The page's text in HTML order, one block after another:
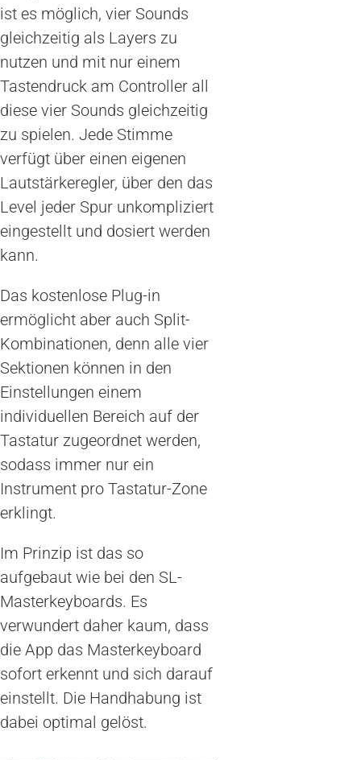
ist es möglich, vier Sounds
gleichzeitig als Layers zu
nutzen und mit nur einem
Tastendruck am Controller all
diese vier Sounds gleichzeitig
zu spielen. Jede Stimme
verfügt über einen eigenen
Lautstärkeregler, über den das
Level jeder Spur unkompliziert
eingestellt und dosiert werden
kann.
Das kostenlose Plug-in
ermöglicht aber auch Split-
Kombinationen, denn alle vier
Sektionen können in den
Einstellungen einem
individuellen Bereich auf der
Tastatur zugeordnet werden,
sodass immer nur ein
Instrument pro Tastatur-Zone
erklingt.
Im Prinzip ist das so
aufgebaut wie bei den SL-
Masterkeyboards. Es
verwundert daher kaum, dass
die App das Masterkeyboard
sofort erkennt und sich darauf
einstellt. Die Handhabung ist
dabei optimal gelöst.